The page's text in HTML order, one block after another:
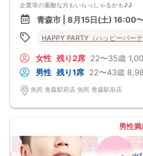
企業等の素敵な方もいらっしゃるかも♪♪
ゆったりとお話できる空間は、恋活・婚活に
飲食付きなので男女の関係が深まります。
定期的に席替えをして全員の方と交流して
お一人様も多数参加されておられますので
□受付は開始10分前からとさせて頂きます。
□開催店舗様には『街コンで来ました』とお
頂きます。
□当日現金支払いの方は受付にて参加費をお
または13：00以降にキャンセルにより最
□最少催行人数が男性2名・女性2名以上か
（男女比の調整を行っておりますが、キャ
青森市 | 8月15日(土) 16:00
HAPPY PARTY（ハッピーパーテ
女性 残り2席 22〜35歳
男性 残り1席 22〜43歳
魚民 青森駅前店 魚民 青森駅前店
男性満